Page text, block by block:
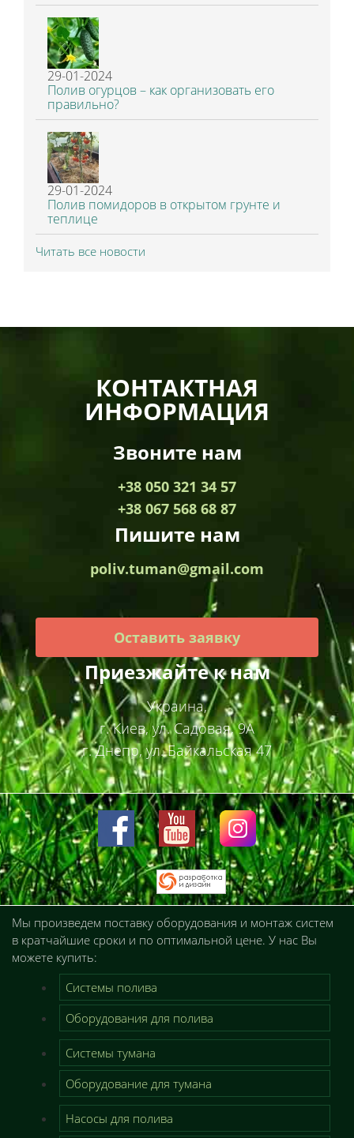
29-01-2024
Полив огурцов – как организовать его
правильно?
29-01-2024
Полив помидоров в открытом грунте и
теплице
Читать все новости
КОНТАКТНАЯ
ИНФОРМАЦИЯ
Звоните нам
+38 050 321 34 57
+38 067 568 68 87
Пишите нам
poliv.tuman@gmail.com
Оставить заявку
Приезжайте к нам
Украина,
г. Киев, ул. Садовая, 9А
г. Днепр, ул. Байкальская 47
Мы произведем поставку оборудования и монтаж систем
в кратчайшие сроки и по оптимальной цене. У нас Вы
можете купить:
Системы полива
Оборудования для полива
Системы тумана
Оборудование для тумана
Насосы для полива